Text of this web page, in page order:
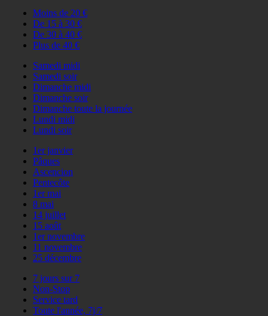
Moins de 20 €
De 15 à 30 €
De 30 à 40 €
Plus de 40 €
Samedi midi
Samedi soir
Dimanche midi
Dimanche soir
Dimanche toute la journée
Lundi midi
Lundi soir
1er janvier
Pâques
Ascencion
Pentecôte
1er mai
8 mai
14 juillet
15 août
1er novembre
11 novembre
25 décembre
7 jours sur 7
Non-Stop
Service tard
Toute l'année, 7j/7